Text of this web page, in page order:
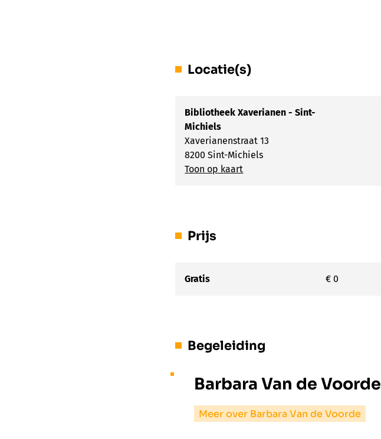
Locatie(s)
Bibliotheek Xaverianen - Sint-
Michiels
Xaverianenstraat 13
8200 Sint-Michiels
Toon op kaart
Prijs
Gratis € 0
Begeleiding
Barbara Van de Voorde
Meer over Barbara Van de Voorde